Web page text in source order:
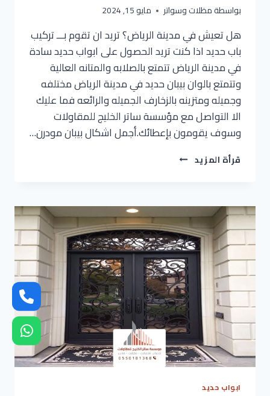
بواسطةمظلات وسواتر مايو 15, 2024
هل تعيش في مدينة الرياض؟ تريد ان تقوم بـــ تركيب
باب حديد اذا كنت تريد الحصول على ابواب حديد سادة
في مدينة الرياض تتمتع بالصلابه والمتانه العالية
وتتمتع بالوان بيبان حديد في مدينة الرياض مختلفه
وجميله ومتزينه بالزخارف الجميله والرائعه فما عليك
الا التواصل مع مؤسسة ساتر الخليج للمقاولات
وسوف يقومون بإعطائك.أجمل اشكال بيبان مودرن…
قرأة المزيد تفصيل
ت:
0536621509
ابواب
حديد
سادة
الرياض
–
اسعار
ابواب
حديد
خارجية
الرياض
ابواب حديد